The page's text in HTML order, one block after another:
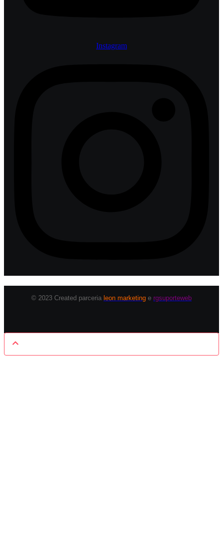
Instagram
© 2023 Created parceria leon marketing e rgsuporteweb